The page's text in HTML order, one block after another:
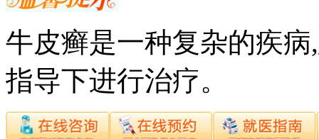
牛皮癣是一种复杂的疾
指导下进行治疗。